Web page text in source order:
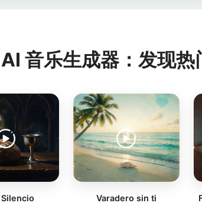
AI 音乐生成器：发现热
Silencio Varadero sin ti